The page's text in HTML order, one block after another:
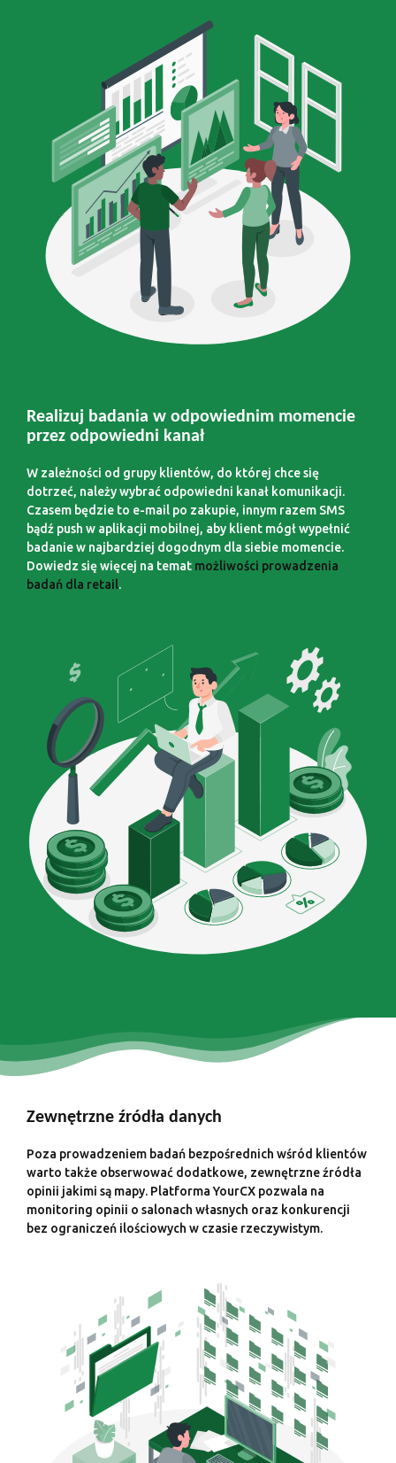
Realizuj badania w odpowiednim momencie
przez odpowiedni kanał
W zależności od grupy klientów, do której chce się
dotrzeć, należy wybrać odpowiedni kanał komunikacji.
Czasem będzie to e-mail po zakupie, innym razem SMS
bądź push w aplikacji mobilnej, aby klient mógł wypełnić
badanie w najbardziej dogodnym dla siebie momencie.
Dowiedz się więcej na temat możliwości prowadzenia
badań dla retail.
Zewnętrzne źródła danych
Poza prowadzeniem badań bezpośrednich wśród klientów
warto także obserwować dodatkowe, zewnętrzne źródła
opinii jakimi są mapy. Platforma YourCX pozwala na
monitoring opinii o salonach własnych oraz konkurencji
bez ograniczeń ilościowych w czasie rzeczywistym.